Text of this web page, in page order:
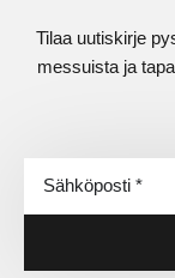
Tilaa uutiskirje
messuista ja